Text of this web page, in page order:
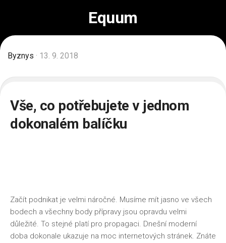
Equum
Byznys · 13. 9. 2018
Vše, co potřebujete v jednom
dokonalém balíčku
Začít podnikat je velmi náročné. Musíme mít jasno ve všech
bodech a všechny body přípravy jsou opravdu velmi
důležité. To stejné platí pro propagaci. Dnešní moderní
doba dokonale ukazuje na moc internetových stránek. Znáte